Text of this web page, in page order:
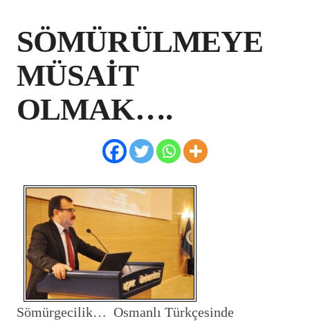
SÖMÜRÜLMEYE
MÜSAİT
OLMAK….
Sömürgecilik… Osmanlı Türkçesinde